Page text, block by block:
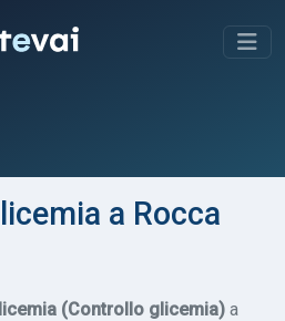
a Rocca
(Controllo glicemia) a